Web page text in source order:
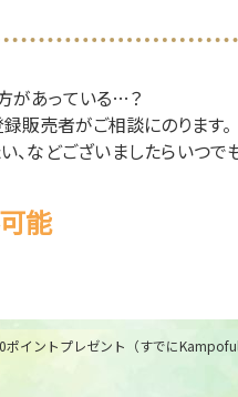
があっている…？
販売者がご相談にのります。
、などございましたらいつで
能
イントプレゼント（すでに